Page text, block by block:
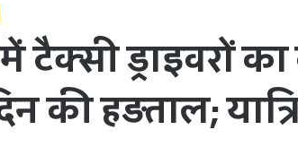
में टैक्सी ड्राइवरों
की हड़ताल;